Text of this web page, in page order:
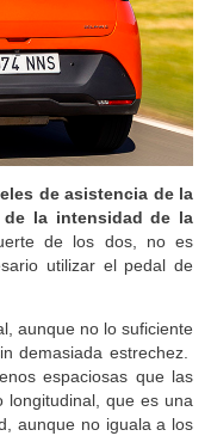
de asistencia de la
la intensidad de la
de los dos, no es
utilizar el pedal de
aunque no lo suficiente
demasiada estrechez.
espaciosas que las
longitudinal, que es una
aunque no iguala a los